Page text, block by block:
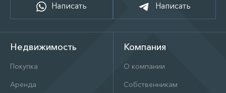
Написать Написать
Недвижимость
Покупка
Аренда
Компания
О компании
Собственникам